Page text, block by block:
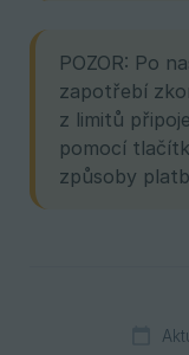
POZOR: Po
zapotřebí
z limitů
pomocí
způsoby